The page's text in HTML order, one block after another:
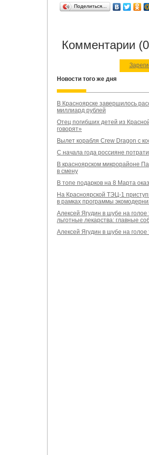
Поделиться…
Комментарии
Новости того же дня
В Красноярске завершилось
миллиард рублей
Отец погибших детей из
говорят»
Вылет корабля Crew Dragon с
С начала года россияне
В красноярском микрорайоне
в смену
В топе подарков на 8 Марта
На Красноярской ТЭЦ-1
в рамках программы
Алексей Ягудин в шубе на
льготные лекарства: главные
Алексей Ягудин в шубе на